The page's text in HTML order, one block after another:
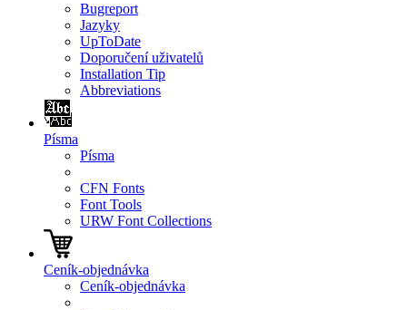
Bugreport
Jazyky
UpToDate
Doporučení uživatelů
Installation Tip
Abbreviations
Písma
Písma
CFN Fonts
Font Tools
URW Font Collections
Ceník-objednávka
Ceník-objednávka